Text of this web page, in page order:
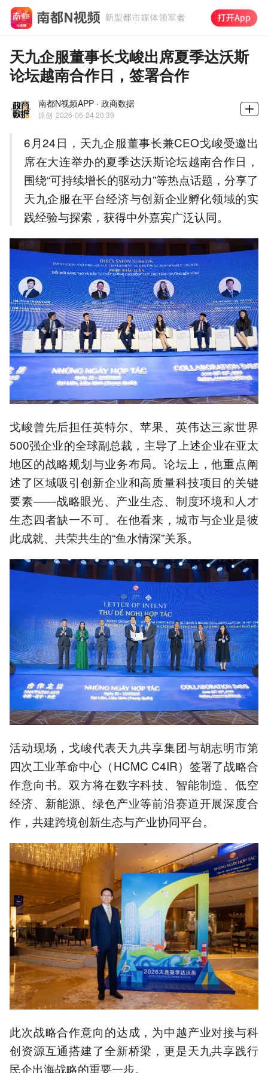
天九企服董事长戈峻出席夏季达沃斯
论坛越南合作日，签署合作
南都N视频APP · 政商数据
原创 2026-06-24 20:39
6月24日，天九企服董事长兼CEO戈峻受邀出
席在大连举办的夏季达沃斯论坛越南合作日，
围绕“可持续增长的驱动力”等热点话题，分享了
天九企服在平台经济与创新企业孵化领域的实
践经验与探索，获得中外嘉宾广泛认同。
戈峻曾先后担任英特尔、苹果、英伟达三家世界
500强企业的全球副总裁，主导了上述企业在亚太
地区的战略规划与业务布局。论坛上，他重点阐
述了区域吸引创新企业和高质量科技项目的关键
要素——战略眼光、产业生态、制度环境和人才
生态四者缺一不可。在他看来，城市与企业是彼
此成就、共荣共生的“鱼水情深”关系。
活动现场，戈峻代表天九共享集团与胡志明市第
四次工业革命中心（HCMC C4IR）签署了战略合
作意向书。双方将在数字科技、智能制造、低空
经济、新能源、绿色产业等前沿赛道开展深度合
作，共建跨境创新生态与产业协同平台。
此次战略合作意向的达成，为中越产业对接与科
创资源互通搭建了全新桥梁，更是天九共享践行
民企出海战略的重要一步。